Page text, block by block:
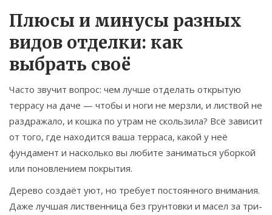
Плюсы и минусы разных
видов отделки: как
выбрать своё
Часто звучит вопрос: чем лучше отделать открытую
террасу на даче — чтобы и ноги не мерзли, и листвой не
раздражало, и кошка по утрам не скользила? Всё зависит
от того, где находится ваша терраса, какой у неё
фундамент и насколько вы любите заниматься уборкой
или поновлением покрытия.
Дерево создаёт уют, но требует постоянного внимания.
Даже лучшая лиственница без грунтовки и масел за три-